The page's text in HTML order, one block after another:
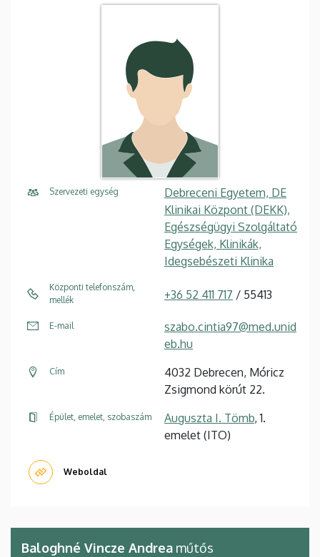
Szervezeti egység
Debreceni Egyetem, DE
Klinikai Központ (DEKK),
Egészségügyi Szolgáltató
Egységek, Klinikák,
Idegsebészeti Klinika
Központi telefonszám,
mellék
+36 52 411 717 / 55413
E-mail
szabo.cintia97@med.unid
eb.hu
Cím
4032 Debrecen, Móricz
Zsigmond körút 22.
Épület, emelet, szobaszám Auguszta I. Tömb, 1.
emelet (ITO)
Weboldal
Baloghné Vincze Andrea műtős